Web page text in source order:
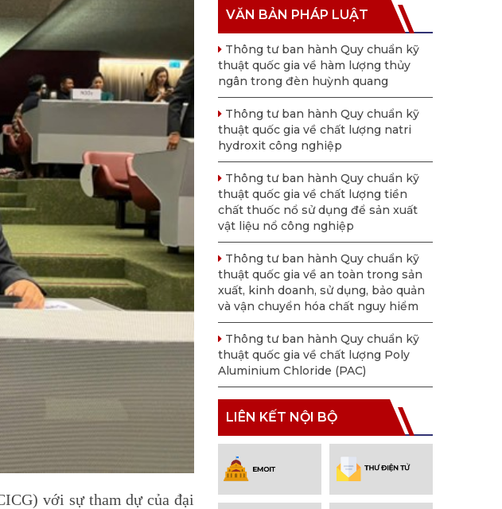
với sự tham dự của đại
VĂN BẢN PHÁP LUẬT
Thông tư ban hành Quy chuẩn kỹ
thuật quốc gia về hàm lượng thủy
ngân trong đèn huỳnh quang
Thông tư ban hành Quy chuẩn kỹ
thuật quốc gia về chất lượng natri
hydroxit công nghiệp
Thông tư ban hành Quy chuẩn kỹ
thuật quốc gia về chất lượng tiền
chất thuốc nổ sử dụng để sản xuất
vật liệu nổ công nghiệp
Thông tư ban hành Quy chuẩn kỹ
thuật quốc gia về an toàn trong sản
xuất, kinh doanh, sử dụng, bảo quản
và vận chuyển hóa chất nguy hiểm
Thông tư ban hành Quy chuẩn kỹ
thuật quốc gia về chất lượng Poly
Aluminium Chloride (PAC)
LIÊN KẾT NỘI BỘ